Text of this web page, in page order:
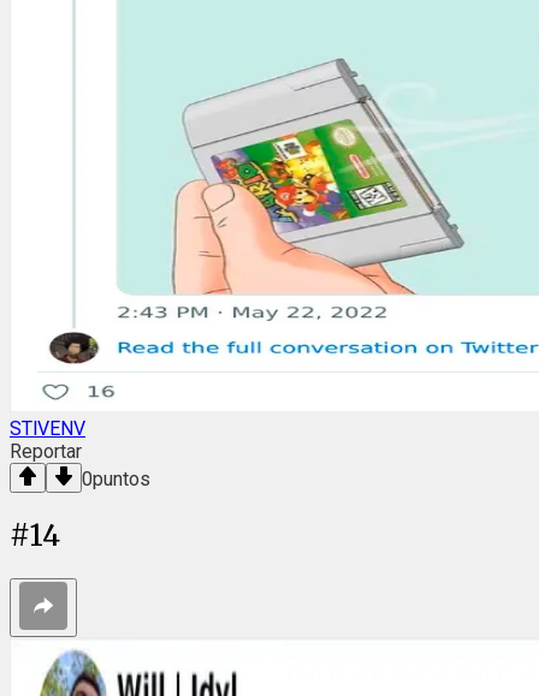
STlVENV
Reportar
0puntos
#14